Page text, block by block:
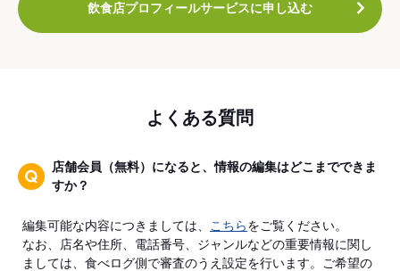
飲食店プロフィールサービスに申し込む
よくある質問
店舗会員（無料）になると、情報の編集はどこまでできま
すか？
編集可能な内容につきましては、 こちらをご覧ください。
なお、店名や住所、電話番号、ジャンルなどの重要情報に関し
ましては、食べログ側で審査のうえ設定を行います。ご希望の